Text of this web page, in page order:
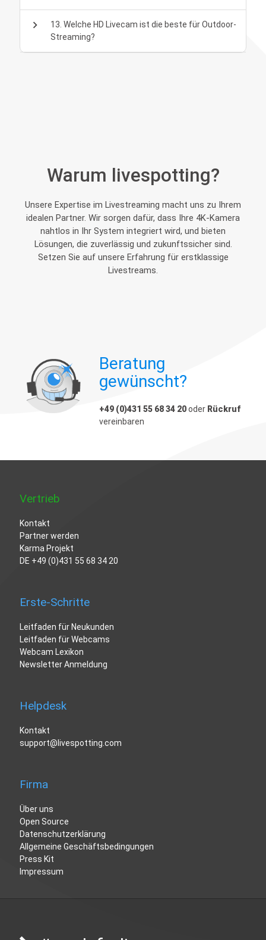
chevron_right
13. Welche HD Livecam ist die beste für Outdoor-
Streaming?
Warum livespotting?
Unsere Expertise im Livestreaming macht uns zu Ihrem
idealen Partner. Wir sorgen dafür, dass Ihre 4K-Kamera
nahtlos in Ihr System integriert wird, und bieten
Lösungen, die zuverlässig und zukunftssicher sind.
Setzen Sie auf unsere Erfahrung für erstklassige
Livestreams.
Beratung
gewünscht?
+49 (0)431 55 68 34 20oder Rückruf
vereinbaren
Vertrieb
Kontakt
Partner werden
Karma Projekt
DE +49 (0)431 55 68 34 20
Erste-Schritte
Leitfaden für Neukunden
Leitfaden für Webcams
Webcam Lexikon
Newsletter Anmeldung
Helpdesk
Kontakt
support@livespotting.com
Firma
Über uns
Open Source
Datenschutzerklärung
Allgemeine Geschäftsbedingungen
Press Kit
Impressum